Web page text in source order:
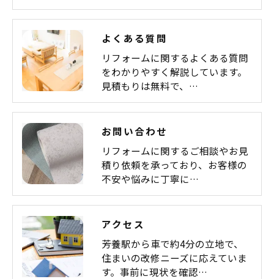
よくある質問
リフォームに関するよくある質問
をわかりやすく解説しています。
見積もりは無料で、…
お問い合わせ
リフォームに関するご相談やお見
積り依頼を承っており、お客様の
不安や悩みに丁寧に…
アクセス
芳養駅から車で約4分の立地で、
住まいの改修ニーズに応えていま
す。事前に現状を確認…